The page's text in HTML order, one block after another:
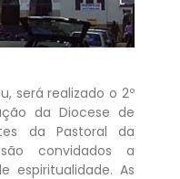
será realizado o 2º
da Diocese de
da Pastoral da
convidados a
espiritualidade. As